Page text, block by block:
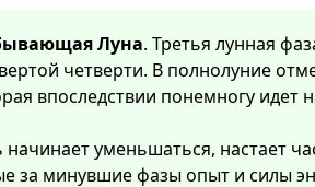
Луна. Третья лунная
четверти. В полнолуние
впоследствии понемногу идет
начинает уменьшаться, настает
за минувшие фазы опыт и силы